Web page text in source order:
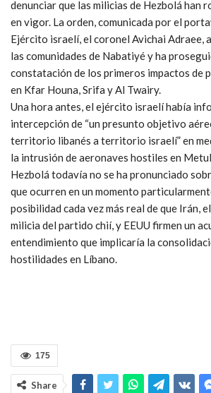
denunciar que las milicias de Hezbolá han
en vigor. La orden, comunicada por el
Ejército israelí, el coronel Avichai Adraee,
las comunidades de Nabatiyé y ha
constatación de los primeros impactos de
en Kfar Houna, Srifa y Al Twairy.
Una hora antes, el ejército israelí había
intercepción de “un presunto objetivo
territorio libanés a territorio israelí” en
la intrusión de aeronaves hostiles en
Hezbolá todavía no se ha pronunciado
que ocurren en un momento
posibilidad cada vez más real de que Irán,
milicia del partido chií, y EEUU firmen un
entendimiento que implicaría la
hostilidades en Líbano.
175
Share